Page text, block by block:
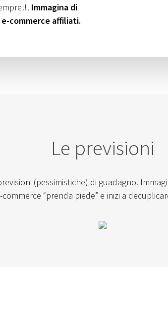
Immagina di
commerce affiliati.
Le previsioni
(pessimistiche) di guadagno.
commerce “prenda piede” e inizi a